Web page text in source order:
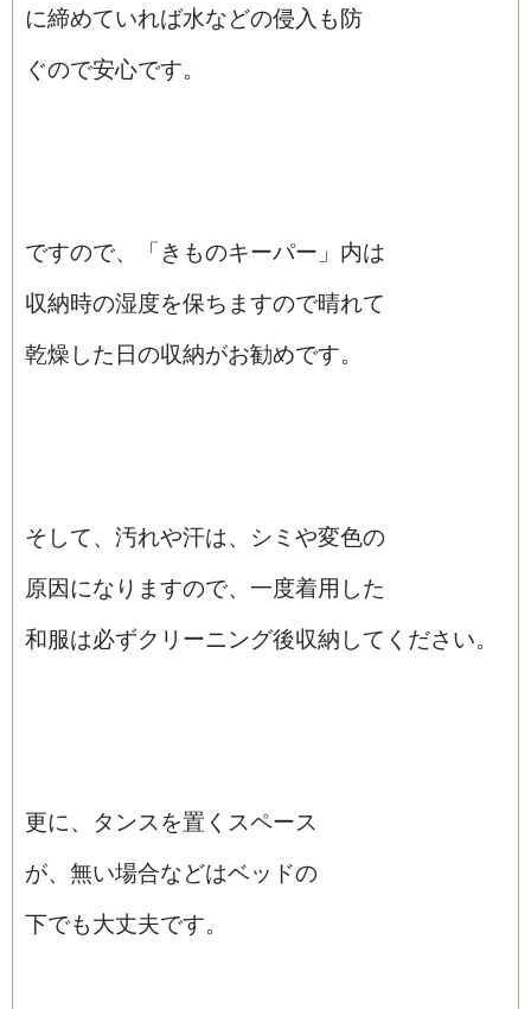
に締めていれば水などの侵入も防
ぐので安心です。
ですので、「きものキーパー」内は
収納時の湿度を保ちますので晴れて
乾燥した日の収納がお勧めです。
そして、汚れや汗は、シミや変色の
原因になりますので、一度着用した
和服は必ずクリーニング後収納してください。
更に、タンスを置くスペース
が、無い場合などはベッドの
下でも大丈夫です。